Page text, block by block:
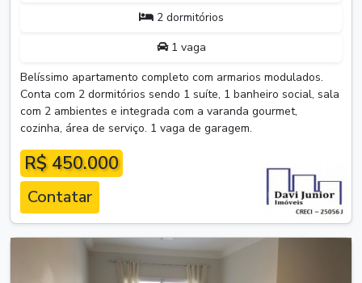
2 dormitórios
1 vaga
Belíssimo apartamento completo com armarios modulados.
Conta com 2 dormitórios sendo 1 suíte, 1 banheiro social, sala
com 2 ambientes e integrada com a varanda gourmet,
cozinha, área de serviço. 1 vaga de garagem.
R$ 450.000
Contatar